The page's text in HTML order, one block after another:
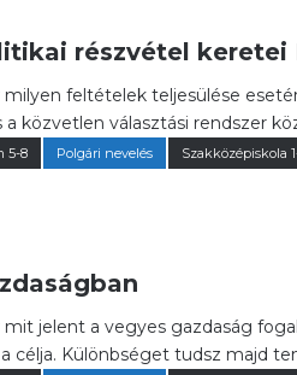
részvétel keretei
feltételek teljesülése
közvetlen választási rendszer
5-8 Polgári nevelés Szakközépiskola
jelent a vegyes gazdaság
célja. Különbséget tudsz majd